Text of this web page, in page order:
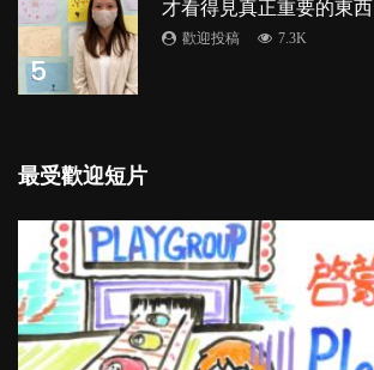
5
才看得見真正重要的東西
歡迎投稿 7.3K
最受歡迎短片